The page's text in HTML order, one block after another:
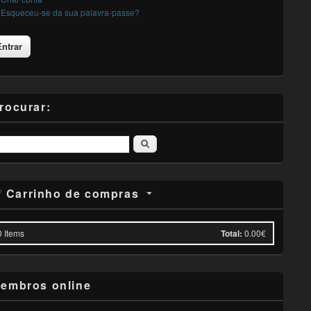
Esqueceu-se da sua palavra-passe?
Pesquisar
Carrinho de compras
Items Total: 0.00€
online